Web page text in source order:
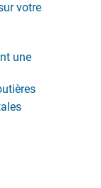
votre
une